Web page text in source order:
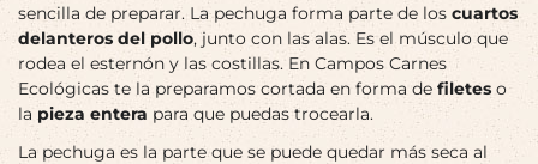
sencilla de preparar. La pechuga forma parte de los cuartos
delanteros del pollo, junto con las alas. Es el músculo que
rodea el esternón y las costillas. En Campos Carnes
Ecológicas te la preparamos cortada en forma de filetes o
la pieza entera para que puedas trocearla.
La pechuga es la parte que se puede quedar más seca al